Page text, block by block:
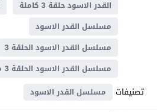
القدر الاسود حلقة 3 كاملة
مسلسل القدر الاسود
مسلسل القدر الاسود الحلقة 3
مسلسل القدر الاسود الحلقة 3 مترجم
تصنيفات مسلسل القدر الاسود